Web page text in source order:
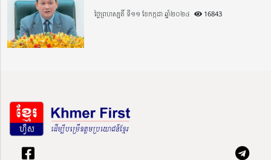
ថ្ងៃព្រហស្បតិ៍ ទី១១ ខែកក្កដា ឆ្នាំ២០២៤ 16843